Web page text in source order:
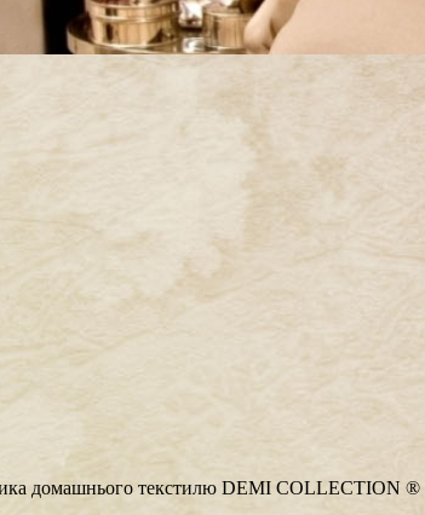
домашнього текстилю DEMI COLLECTION ®